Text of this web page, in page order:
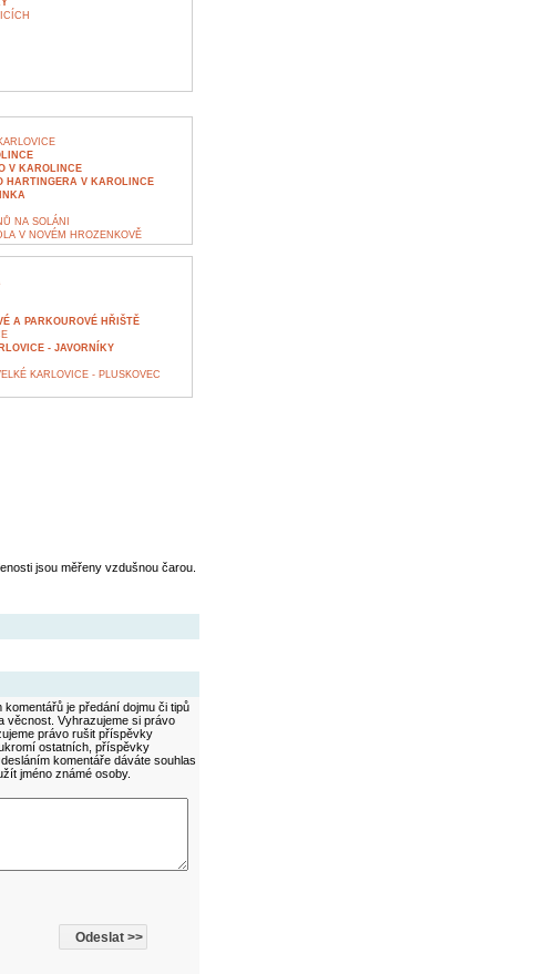
V KAROLINCE
HARTINGERA V KAROLINCE
NA SOLÁNI
V NOVÉM HROZENKOVĚ
A PARKOUROVÉ HŘIŠTĚ
- JAVORNÍKY
KARLOVICE - PLUSKOVEC
jsou měřeny vzdušnou čarou.
je předání dojmu či tipů
věcnost. Vyhrazujeme si právo
právo rušit příspěvky
ostatních, příspěvky
komentáře dáváte souhlas
jméno známé osoby.